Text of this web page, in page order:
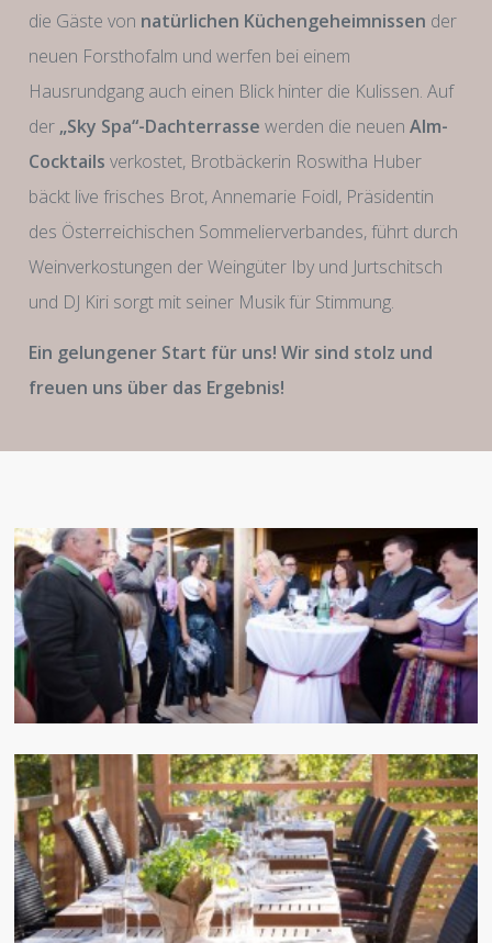
die Gäste von natürlichen Küchengeheimnissen der
neuen Forsthofalm und werfen bei einem
Hausrundgang auch einen Blick hinter die Kulissen. Auf
der „Sky Spa“-Dachterrasse werden die neuenAlm-
Cocktails verkostet, Brotbäckerin Roswitha Huber
bäckt live frisches Brot, Annemarie Foidl, Präsidentin
des Österreichischen Sommelierverbandes, führt durch
Weinverkostungen der Weingüter Iby und Jurtschitsch
und DJ Kiri sorgt mit seiner Musik für Stimmung.
Ein gelungener Start für uns! Wir sind stolz und
freuen uns über das Ergebnis!